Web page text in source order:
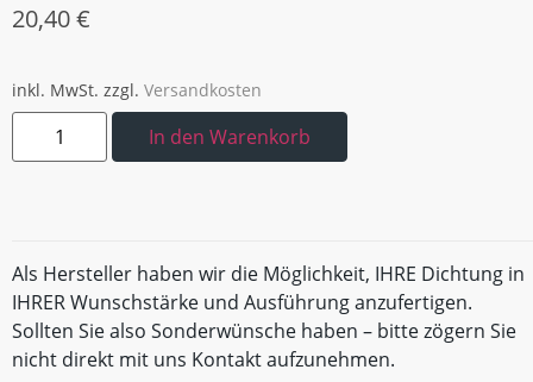
20,40€
inkl. MwSt. zzgl. Versandkosten
In den Warenkorb
Als Hersteller haben wir die Möglichkeit, IHRE Dichtung in
IHRER Wunschstärke und Ausführung anzufertigen.
Sollten Sie also Sonderwünsche haben – bitte zögern Sie
nicht direkt mit uns Kontakt aufzunehmen.